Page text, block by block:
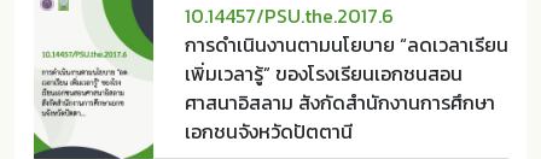
10.14457/PSU.the.2017.6
การดำเนินงานตามนโยบาย “ลดเวลาเรียน
เพิ่มเวลารู้” ของโรงเรียนเอกชนสอน
ศาสนาอิสลาม สังกัดสำนักงานการศึกษา
เอกชนจังหวัดปัตตานี